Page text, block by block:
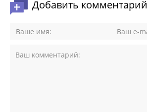
Добавить комментарий